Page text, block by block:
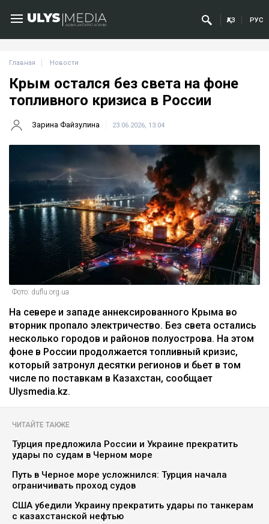
ҚАЗ РУС
Главная Новости
Крым остался без света на фоне
топливного кризиса в России
Зарина Файзулина 23.06.2026, 13:04
Фото: duflu.org.ua
На севере и западе аннексированного Крыма во
вторник пропало электричество. Без света остались
несколько городов и районов полуострова. На этом
фоне в России продолжается топливный кризис,
который затронул десятки регионов и бьет в том
числе по поставкам в Казахстан, сообщает
Ulysmedia.kz.
ЧИТАЙТЕ ТАКЖЕ
Турция предложила России и Украине прекратить
удары по судам в Черном море
Путь в Черное море усложнился: Турция начала
ограничивать проход судов
США убедили Украину прекратить удары по танкерам
с казахстанской нефтью